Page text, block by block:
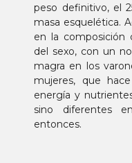
peso definitivo, el
masa esquelética.
en la composición
del sexo, con un
magra en los
mujeres, que
energía y
sino diferentes
entonces.